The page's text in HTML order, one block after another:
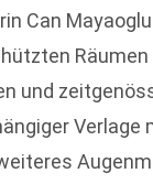
Can
und
Verlage